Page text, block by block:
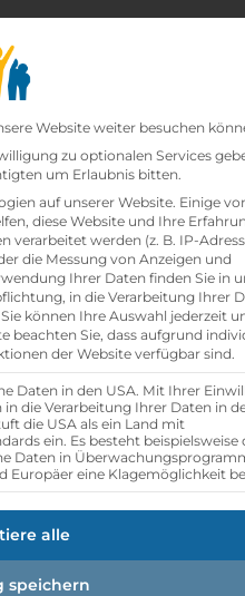
search
Website weiter besuchen
zu optionalen Services
um Erlaubnis bitten.
auf unserer Website. Einige
diese Website und Ihre
verarbeitet werden (z. B. IP-
die Messung von Anzeigen und
Ihrer Daten finden Sie in
in die Verarbeitung Ihrer
Sie können Ihre Auswahl jederzeit
beachten Sie, dass aufgrund
der Website verfügbar sind.
Daten in den USA. Mit Ihrer
die Verarbeitung Ihrer Daten in
die USA als ein Land mit
ein. Es besteht beispielsweise
Daten in
Europäer eine Klagemöglichkeit
alle
speichern